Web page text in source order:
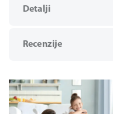
Detalji
Recenzije